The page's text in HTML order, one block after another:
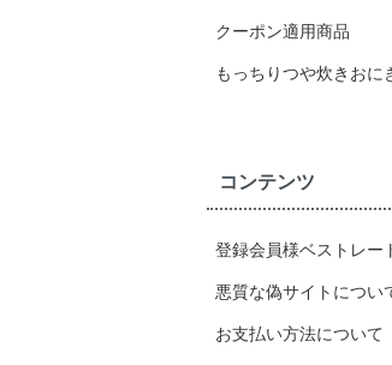
クーポン適用商品
もっちりつや炊きおに
コンテンツ
登録会員様ベストレー
悪質な偽サイトについ
お支払い方法について